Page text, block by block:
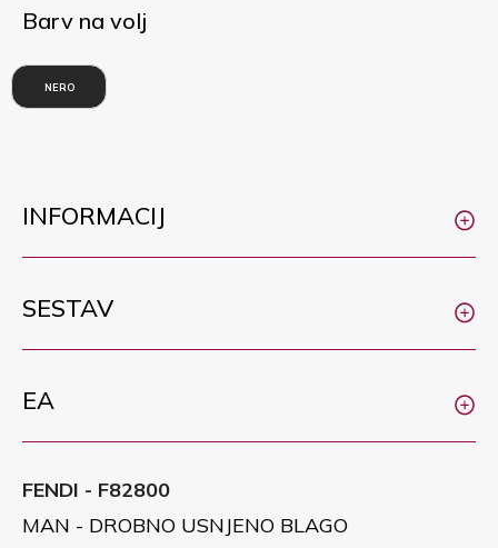
Barv na volj
NERO
INFORMACIJ
SESTAV
EA
FENDI - F82800
MAN - DROBNO USNJENO BLAGO